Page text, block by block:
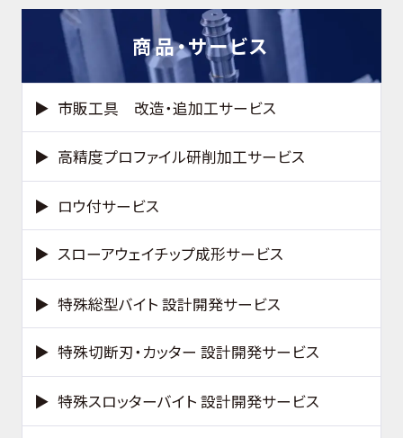
商品・サービス
市販工具 改造・追加工サービス
高精度プロファイル研削加工サービス
ロウ付サービス
スローアウェイチップ成形サービス
特殊総型バイト 設計開発サービス
特殊切断刃・カッター 設計開発サービス
特殊スロッターバイト 設計開発サービス